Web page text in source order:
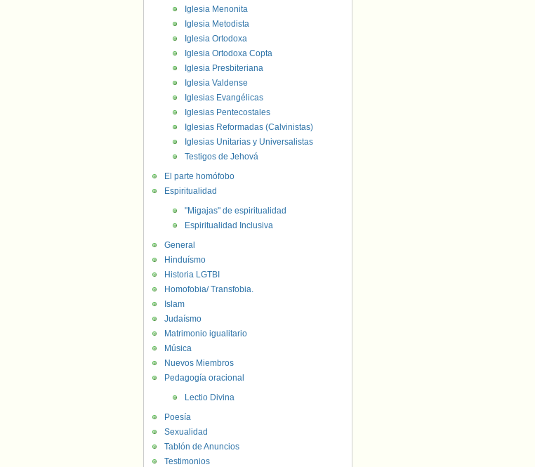
Iglesia Menonita
Iglesia Metodista
Iglesia Ortodoxa
Iglesia Ortodoxa Copta
Iglesia Presbiteriana
Iglesia Valdense
Iglesias Evangélicas
Iglesias Pentecostales
Iglesias Reformadas (Calvinistas)
Iglesias Unitarias y Universalistas
Testigos de Jehová
El parte homófobo
Espiritualidad
"Migajas" de espiritualidad
Espiritualidad Inclusiva
General
Hinduísmo
Historia LGTBI
Homofobia/ Transfobia.
Islam
Judaísmo
Matrimonio igualitario
Música
Nuevos Miembros
Pedagogía oracional
Lectio Divina
Poesía
Sexualidad
Tablón de Anuncios
Testimonios